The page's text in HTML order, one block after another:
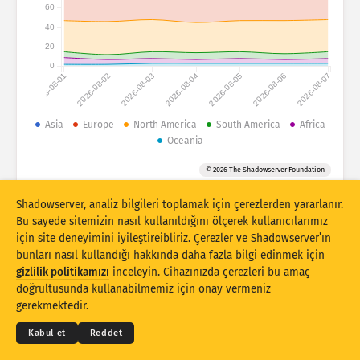
Saldırı istatistikleri: Cihazlar
Ülkeler
Veri kümesi
Sınır
Üst üste binen
Sonuçları otomatik olarak güncelle
Güncelle Sıfırla
PNG olarak indir
2026-08-01 2026-08-02 2026-08-03 2026-08-04 2026-08-05 2026-08-06 2026-08-07
0
20
40
60
Asia Europe North America South America
Africa
Oceania
© 2026 The Shadowserver Foundation
© 2026THE SHADOWSERVER FOUNDATION
Gizlilik ve Şartlar
Bizimle İletişime Geçin Krediler
Shadowserver, analiz bilgileri toplamak için çerezlerden yararlanır.
Bu sayede sitemizin nasıl kullanıldığını ölçerek kullanıcılarımız
için site deneyimini iyileştireibliriz. Çerezler ve Shadowserver’ın
bunları nasıl kullandığı hakkında daha fazla bilgi edinmek için
gizlilik politikamızı inceleyin. Cihazınızda çerezleri bu amaç
doğrultusunda kullanabilmemiz için onay vermeniz
gerekmektedir.
Kabul et Reddet